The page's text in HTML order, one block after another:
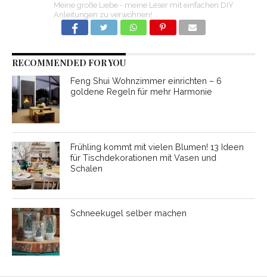
Meine große Liebe - meine Leser mit einfachen DIY
Anleitungen zu verwöhnen!
RECOMMENDED FOR YOU
Feng Shui Wohnzimmer einrichten – 6
goldene Regeln für mehr Harmonie
Frühling kommt mit vielen Blumen! 13 Ideen
für Tischdekorationen mit Vasen und
Schalen
Schneekugel selber machen